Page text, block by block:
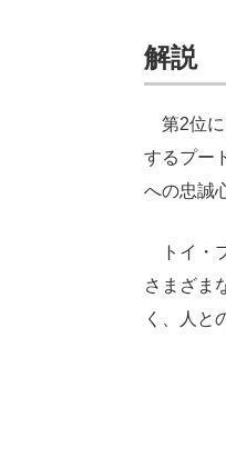
解説
第2位に
するプー
への忠誠
トイ・
さまざま
く、人と